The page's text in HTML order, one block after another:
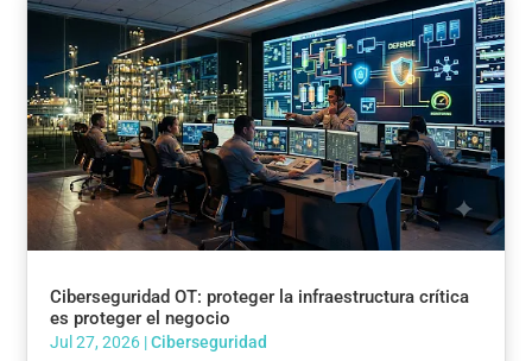
Ciberseguridad OT: proteger la infraestructura crítica
es proteger el negocio
Jul 27, 2026 |Ciberseguridad